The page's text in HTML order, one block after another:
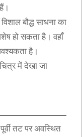
बौद्ध साधना का
हो सकता है। वहाँ
है।
में देखा जा
तट पर अवस्थित